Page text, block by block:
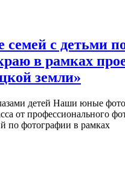
семей с детьми
в рамках
земли»
детей Наши юные
от профессионального
по фотографии в рамках